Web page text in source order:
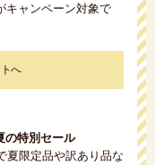
キャンペーン対象で
へ
の特別セール
夏限定品や訳あり品な